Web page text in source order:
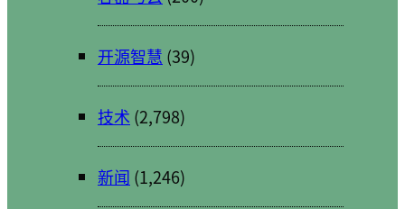
开源智慧 (39)
技术 (2,798)
新闻 (1,246)